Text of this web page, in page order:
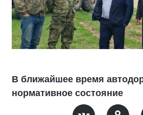
В ближайшее время
нормативное состояние